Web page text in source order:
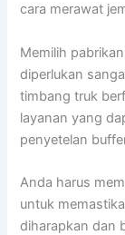
cara merawat
Memilih
diperlukan
timbang truk
layanan yang
penyetelan
Anda harus
untuk
diharapkan dan